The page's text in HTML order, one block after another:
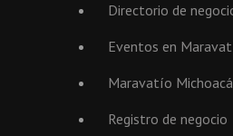
Directorio de
Eventos en
Maravatío
Registro de negocio